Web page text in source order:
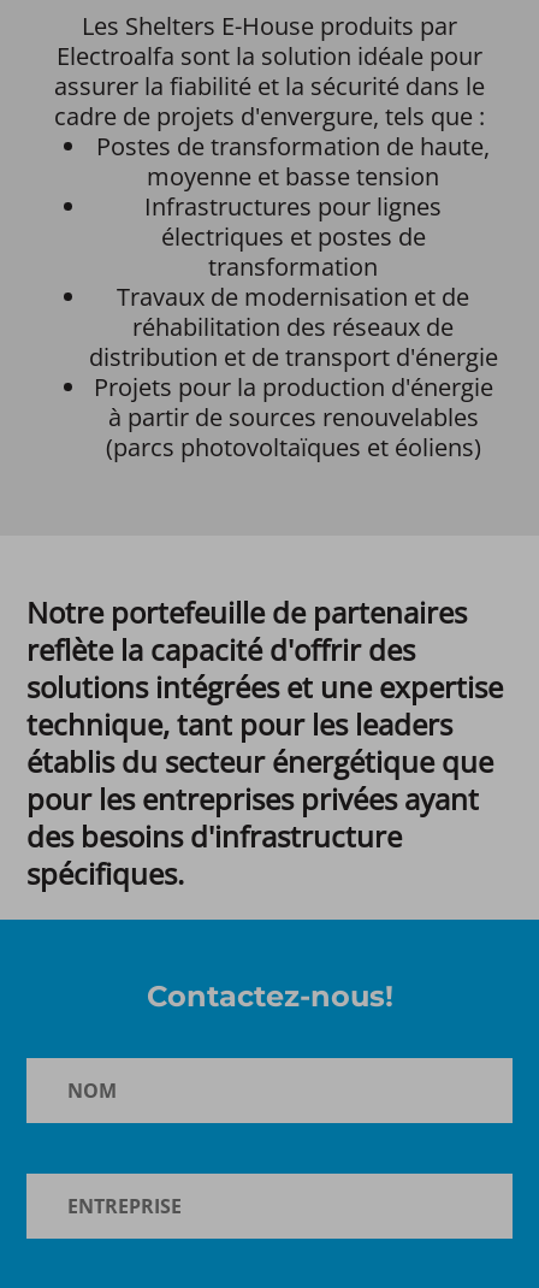
Les Shelters E-House produits par
Electroalfa sont la solution idéale pour
assurer la fiabilité et la sécurité dans le
cadre de projets d'envergure, tels que :
Postes de transformation de haute,
moyenne et basse tension
Infrastructures pour lignes
électriques et postes de
transformation
Travaux de modernisation et de
réhabilitation des réseaux de
distribution et de transport d'énergie
Projets pour la production d'énergie
à partir de sources renouvelables
(parcs photovoltaïques et éoliens)
Notre portefeuille de partenaires
reflète la capacité d'offrir des
solutions intégrées et une expertise
technique, tant pour les leaders
établis du secteur énergétique que
pour les entreprises privées ayant
des besoins d'infrastructure
spécifiques.
Contactez-nous!